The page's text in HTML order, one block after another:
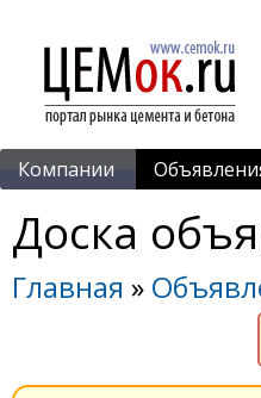
Компании
Доска
Главная »